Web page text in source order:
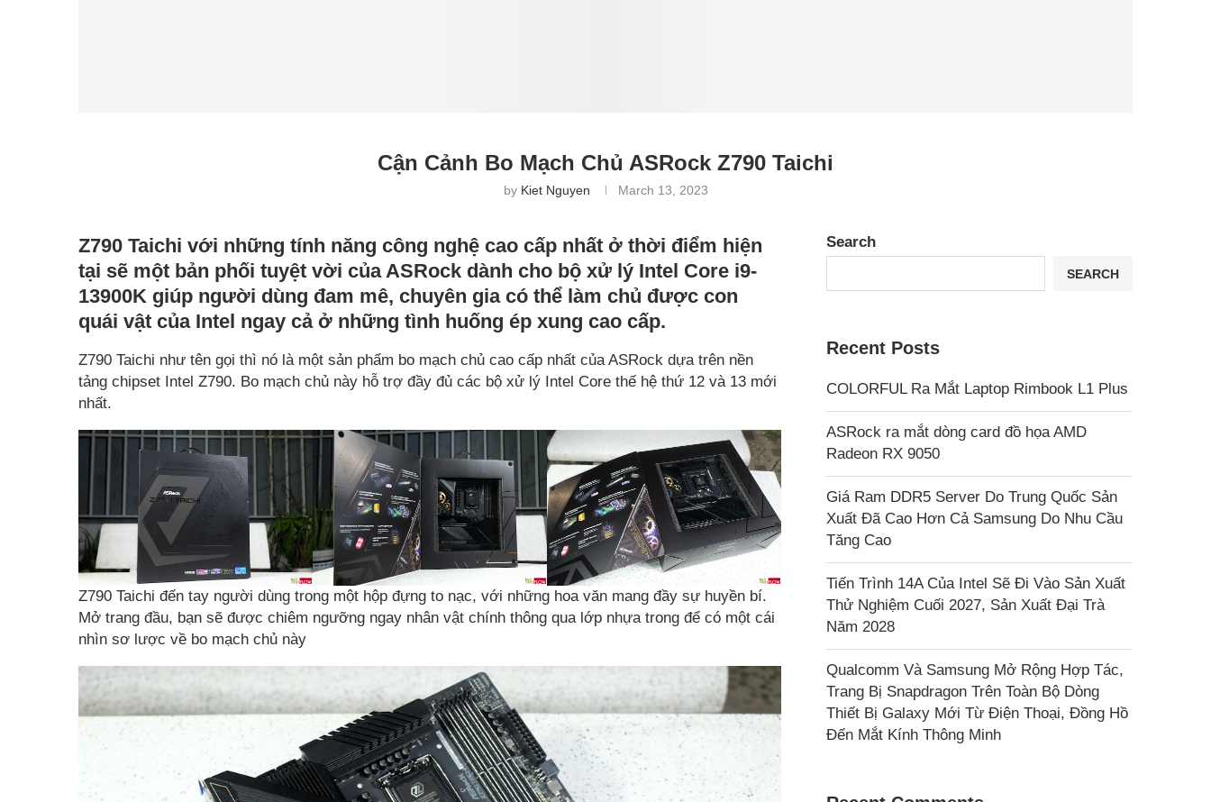
Cận Cảnh Bo Mạch Chủ ASRock Z790 Taichi
by Kiet Nguyen March 13, 2023
Z790 Taichi với những tính năng công nghệ cao cấp nhất ở thời điểm hiện
tại sẽ một bản phối tuyệt vời của ASRock dành cho bộ xử lý Intel Core i9-
13900K giúp người dùng đam mê, chuyên gia có thể làm chủ được con
quái vật của Intel ngay cả ở những tình huống ép xung cao cấp.
Z790 Taichi như tên gọi thì nó là một sản phẩm bo mạch chủ cao cấp nhất của ASRock dựa trên nền
tảng chipset Intel Z790. Bo mạch chủ này hỗ trợ đầy đủ các bộ xử lý Intel Core thế hệ thứ 12 và 13 mới
nhất.
Z790 Taichi đến tay người dùng trong một hộp đựng to nạc, với những hoa văn mang đầy sự huyền bí.
Mở trang đầu, bạn sẽ được chiêm ngưỡng ngay nhân vật chính thông qua lớp nhựa trong để có một cái
nhìn sơ lược về bo mạch chủ này
Search
SEARCH
Recent Posts
COLORFUL Ra Mắt Laptop Rimbook L1 Plus
ASRock ra mắt dòng card đồ họa AMD
Radeon RX 9050
Giá Ram DDR5 Server Do Trung Quốc Sản
Xuất Đã Cao Hơn Cả Samsung Do Nhu Cầu
Tăng Cao
Tiến Trình 14A Của Intel Sẽ Đi Vào Sản Xuất
Thử Nghiệm Cuối 2027, Sản Xuất Đại Trà
Năm 2028
Qualcomm Và Samsung Mở Rộng Hợp Tác,
Trang Bị Snapdragon Trên Toàn Bộ Dòng
Thiết Bị Galaxy Mới Từ Điện Thoại, Đồng Hồ
Đến Mắt Kính Thông Minh